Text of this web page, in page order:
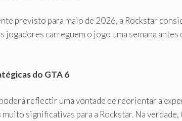
previsto para maio de 2026, a Rockstar
carreguem o jogo uma semana antes
do GTA 6
reflectir uma vontade de reorientar a
significativas para a Rockstar. Na